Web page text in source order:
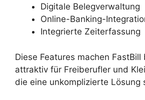
Digitale Belegverwaltung
Online-Banking-
Integrierte Zeiterfassung
Diese Features machen FastBill
attraktiv für Freiberufler und
die eine unkomplizierte Lösung